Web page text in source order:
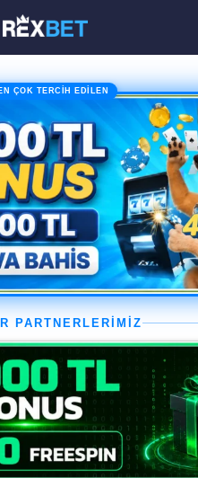
EN ÇOK TERCİH EDİLEN
PARTNERLERİMİZ